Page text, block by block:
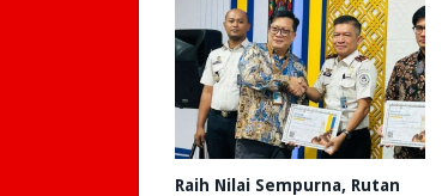
Raih Nilai Sempurna, Rutan